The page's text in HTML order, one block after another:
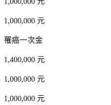
1,000,000 元
罹癌一次金
1,400,000 元
1,000,000 元
1,000,000 元